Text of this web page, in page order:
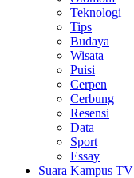
Teknologi
Tips
Budaya
Wisata
Puisi
Cerpen
Cerbung
Resensi
Data
Sport
Essay
Suara Kampus TV